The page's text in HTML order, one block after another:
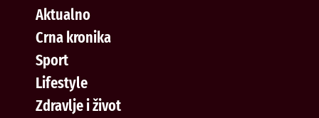
Aktualno
Crna kronika
Sport
Lifestyle
Zdravlje i život